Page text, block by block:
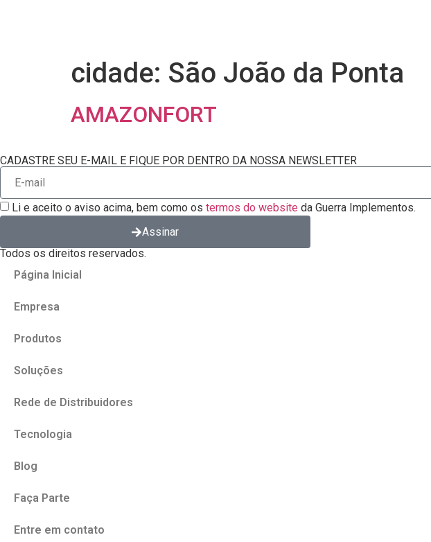
cidade: São João da Ponta
AMAZONFORT
CADASTRE SEU E-MAIL E FIQUE POR DENTRO DA NOSSA NEWSLETTER
Li e aceito o aviso acima, bem como os termos do website da Guerra Implementos.
Assinar
Todos os direitos reservados.
Página Inicial
Empresa
Produtos
Soluções
Rede de Distribuidores
Tecnologia
Blog
Faça Parte
Entre em contato